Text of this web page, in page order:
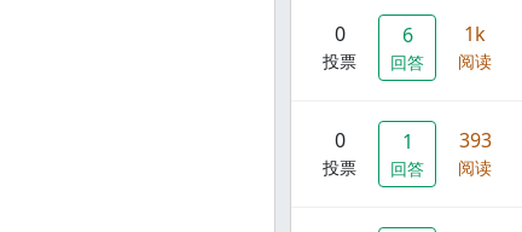
0
投票
6
回答
1k
阅读
0
投票
1
回答
393
阅读